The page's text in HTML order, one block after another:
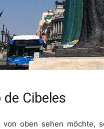
de Cibeles
von oben sehen möchte,